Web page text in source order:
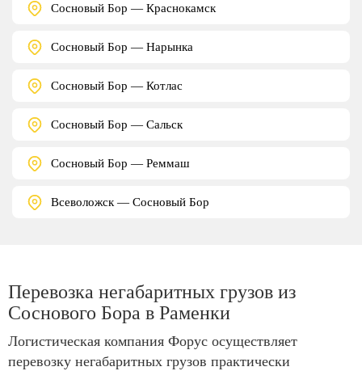
Сосновый Бор — Краснокамск
Сосновый Бор — Нарынка
Сосновый Бор — Котлас
Сосновый Бор — Сальск
Сосновый Бор — Реммаш
Всеволожск — Сосновый Бор
Перевозка негабаритных грузов из
Соснового Бора в Раменки
Логистическая компания Форус осуществляет
перевозку негабаритных грузов практически